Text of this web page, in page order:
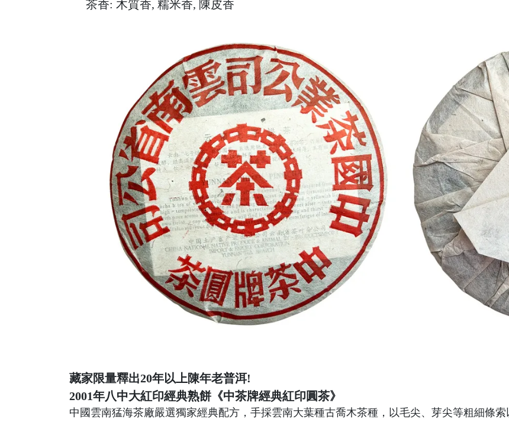
茶香: 木質香, 糯米香, 陳皮香
藏家限量釋出20年以上陳年老普洱!
2001年八中大紅印經典熟餅《中茶牌經典紅印圓茶》
中國雲南猛海茶廠嚴選獨家經典配方，手採雲南大葉種古喬木茶種，以毛尖、芽尖等粗細條